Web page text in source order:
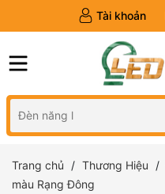
Tài khoản
Trang chủ Thương Hiệu
màu Rạng Đông